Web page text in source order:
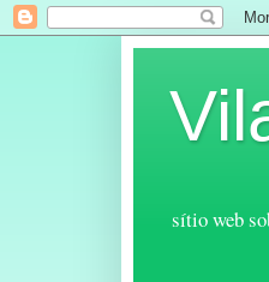
sítio web